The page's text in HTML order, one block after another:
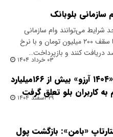
سازمانی بلوبانک
شرایط می‌توانند وام سازمانی
بلوبانک را تا سقف ۲۰۰ میلیون تومان و با نرخ
۰۳ خرداد ۱۴۰۴
در کمپین «۱۴۰۴ آرزو» بیش از ۱۶۶میلیارد
به کاربران بلو تعلق گرفت
۲۹ اسفند ۱۴۰۴
«بامن»: بازگشت پول